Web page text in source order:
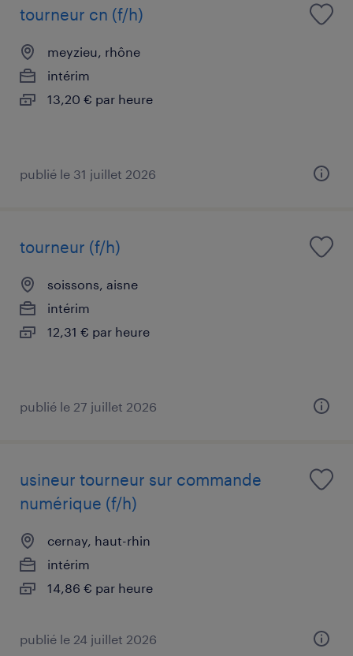
tourneur cn (f/h)
meyzieu, rhône
intérim
13,20 € par heure
publié le 31 juillet 2026
tourneur (f/h)
soissons, aisne
intérim
12,31 € par heure
publié le 27 juillet 2026
usineur tourneur sur commande
numérique (f/h)
cernay, haut-rhin
intérim
14,86 € par heure
publié le 24 juillet 2026